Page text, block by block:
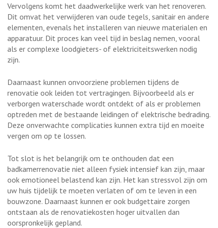
Vervolgens komt het daadwerkelijke werk van het renoveren.
Dit omvat het verwijderen van oude tegels, sanitair en andere
elementen, evenals het installeren van nieuwe materialen en
apparatuur. Dit proces kan veel tijd in beslag nemen, vooral
als er complexe loodgieters- of elektriciteitswerken nodig
zijn.
Daarnaast kunnen onvoorziene problemen tijdens de
renovatie ook leiden tot vertragingen. Bijvoorbeeld als er
verborgen waterschade wordt ontdekt of als er problemen
optreden met de bestaande leidingen of elektrische bedrading.
Deze onverwachte complicaties kunnen extra tijd en moeite
vergen om op te lossen.
Tot slot is het belangrijk om te onthouden dat een
badkamerrenovatie niet alleen fysiek intensief kan zijn, maar
ook emotioneel belastend kan zijn. Het kan stressvol zijn om
uw huis tijdelijk te moeten verlaten of om te leven in een
bouwzone. Daarnaast kunnen er ook budgettaire zorgen
ontstaan als de renovatiekosten hoger uitvallen dan
oorspronkelijk gepland.